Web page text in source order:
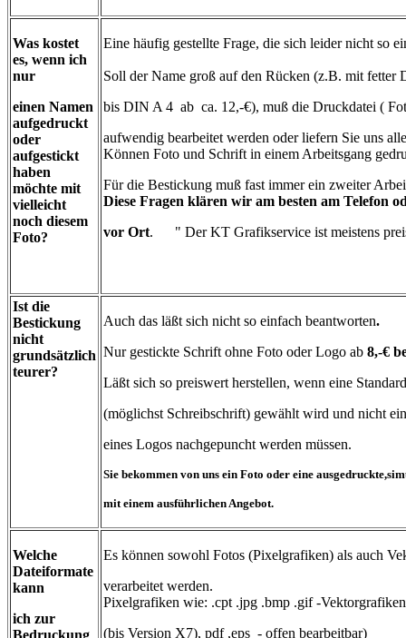
Was kostet
es, wenn ich
nur
einen Namen
aufgedruckt
oder
aufgestickt
haben
möchte mit
vielleicht
noch diesem
Foto?
Eine häufig gestellte Frage, die sich leider nicht so
Soll der Name groß auf den Rücken (z.B. mit fetter
bis DIN A 4 ab ca. 12,-€), muß die Druckdatei (
aufwendig bearbeitet werden oder liefern Sie uns
Können Foto und Schrift in einem Arbeitsgang
Für die Bestickung muß fast immer ein zweiter
Diese Fragen klären wir am besten am Telefon
vor Ort. " Der KT Grafikservice ist meistens
Ist die
Bestickung
nicht
grundsätzlich
teurer?
Auch das läßt sich nicht so einfach beantworten.
Nur gestickte Schrift ohne Foto oder Logo ab 8,-€
Läßt sich so preiswert herstellen, wenn eine
(möglichst Schreibschrift) gewählt wird und nicht
eines Logos nachgepuncht werden müssen.
Sie bekommen von uns ein Foto oder eine
mit einem ausführlichen Angebot.
Welche
Dateiformate
kann
ich zur
Es können sowohl Fotos (Pixelgrafiken) als auch
verarbeitet werden.
Pixelgrafiken wie: .cpt .jpg .bmp .gif -
(bis Version X7), pdf ,eps - offen bearbeitbar)